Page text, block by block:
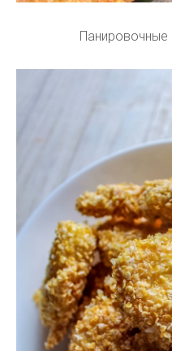
Панировочные